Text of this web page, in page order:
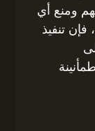
ومنع أي
تنفيذ